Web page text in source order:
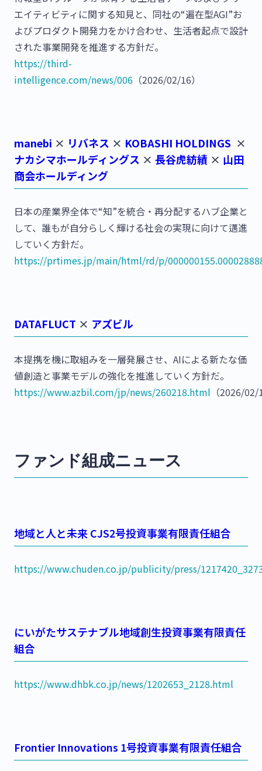
エイティビティに関する知見と、同社の“遍在型AGI”お
よびプロダクト開発力をかけ合わせ、生活者起点で設計
された事業開発を推進する方針だ。
https://third-
intelligence.com/news/006 （2026/02/16）
manebi × リバネス × KOBASHI HOLDINGS ×
ナカシマホールディングス × 長谷虎紡績 × 山田
商会ホールディング
日本の産業界全体で“知”を統合・再分配するハブ企業と
して、誰もが自分らしく輝ける社会の実現に向けて邁進
していく方針だ。
https://prtimes.jp/main/html/rd/p/
DATAFLUCT × アズビル
本提携を機に取組みを一層発展させ、AIによる新たな価
値創造と事業モデルの強化を推進していく方針だ。
https://www.azbil.com/jp/news/260218.html （2026/
ファンド組成ニュース
地域と人と未来 CJS2号投資事業有限責任組合
https://www.chuden.co.jp/publicity/press/
にいがたサステナブル地域創生投資事業有限責任
組合
https://www.dhbk.co.jp/news/1202653_2128.html
Frontier Innovations 1号投資事業有限責任組合